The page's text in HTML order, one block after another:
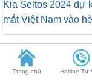
Kia Seltos 2024 dự
mắt Việt Nam vào
Trang chủ Hotline Tư